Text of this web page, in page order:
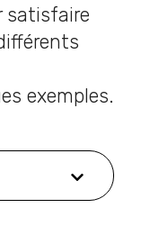
satisfaire
exemples.